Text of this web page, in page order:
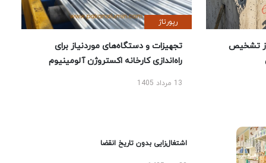
تشخیص
رپورتاژ
تجهیزات و دستگاه‌های موردنیاز برای
راه‌اندازی کارخانه اکستروژن آلومینیوم
13 مرداد 1405
اشتغال‌زایی بدون تاریخ انقضا